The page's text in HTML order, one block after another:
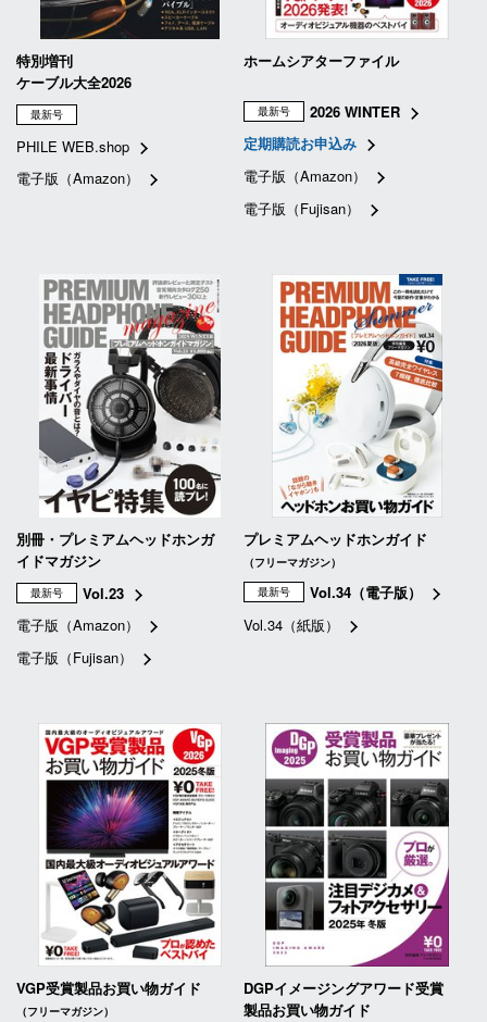
特別増刊
ケーブル大全2026
最新号
PHILE WEB.shop
電子版（Amazon）
ホームシアターファイル
最新号
2026 WINTER
定期購読お申込み
電子版（Amazon）
電子版（Fujisan）
別冊・プレミアムヘッドホンガ
イドマガジン
最新号
Vol.23
電子版（Amazon）
電子版（Fujisan）
プレミアムヘッドホンガイド
（フリーマガジン）
最新号
Vol.34（電子版）
Vol.34（紙版）
VGP受賞製品お買い物ガイド
（フリーマガジン）
DGPイメージングアワード受賞
製品お買い物ガイド